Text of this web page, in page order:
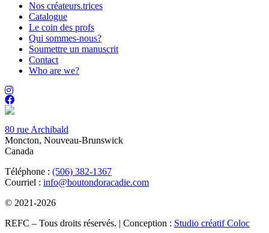
Nos créateurs.trices
Catalogue
Le coin des profs
Qui sommes-nous?
Soumettre un manuscrit
Contact
Who are we?
80 rue Archibald
Moncton, Nouveau-Brunswick
Canada
Téléphone : (506) 382-1367
Courriel : info@boutondoracadie.com
© 2021-2026
REFC – Tous droits réservés. | Conception : Studio créatif Coloc